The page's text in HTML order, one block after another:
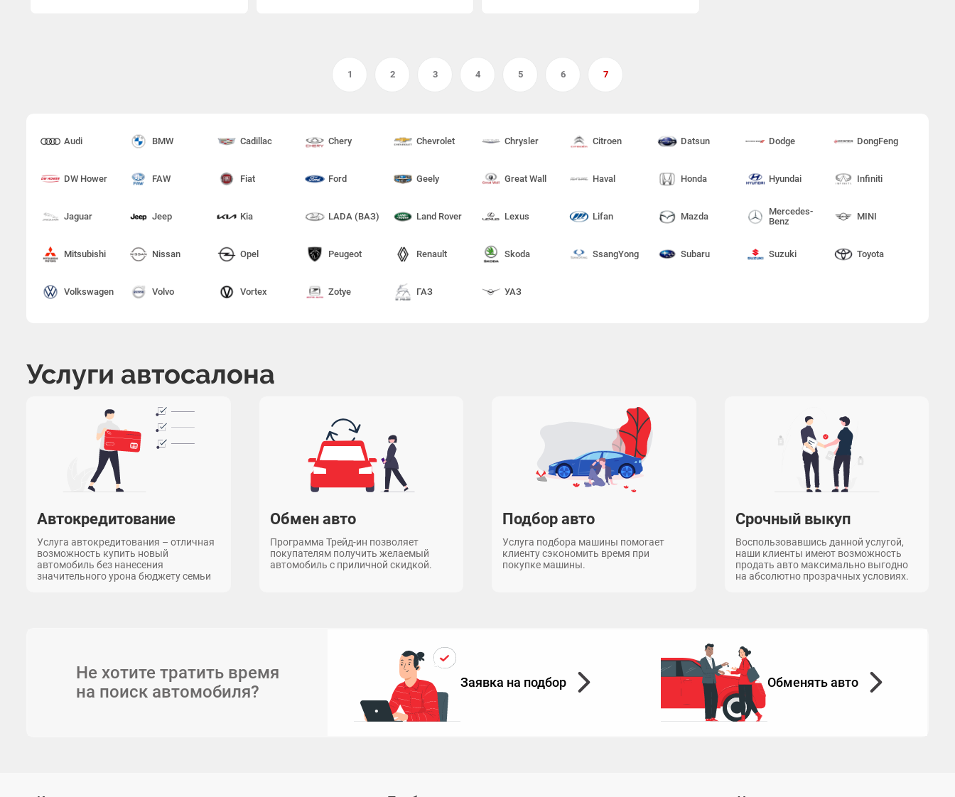
1 2 3 4 5 6 7
Audi BMW Cadillac Chery Chevrolet Chrysler Citroen Datsun Dodge DongFeng
DW Hower FAW Fiat Ford Geely Great Wall Haval Honda Hyundai Infiniti
Jaguar Jeep Kia LADA (ВАЗ) Land Rover Lexus Lifan Mazda
Mercedes-
Benz
MINI
Mitsubishi Nissan Opel Peugeot Renault Skoda SsangYong Subaru Suzuki Toyota
Volkswagen Volvo Vortex Zotye ГАЗ УАЗ
Услуги автосалона
Автокредитование
Услуга автокредитования – отличная
возможность купить новый
автомобиль без нанесения
значительного урона бюджету семьи
Обмен авто
Программа Трейд-ин позволяет
покупателям получить желаемый
автомобиль с приличной скидкой.
Подбор авто
Услуга подбора машины помогает
клиенту сэкономить время при
покупке машины.
Срочный выкуп
Воспользовавшись данной услугой,
наши клиенты имеют возможность
продать авто максимально выгодно
на абсолютно прозрачных условиях.
Не хотите тратить время
на поиск автомобиля?
Заявка на подбор Обменять авто